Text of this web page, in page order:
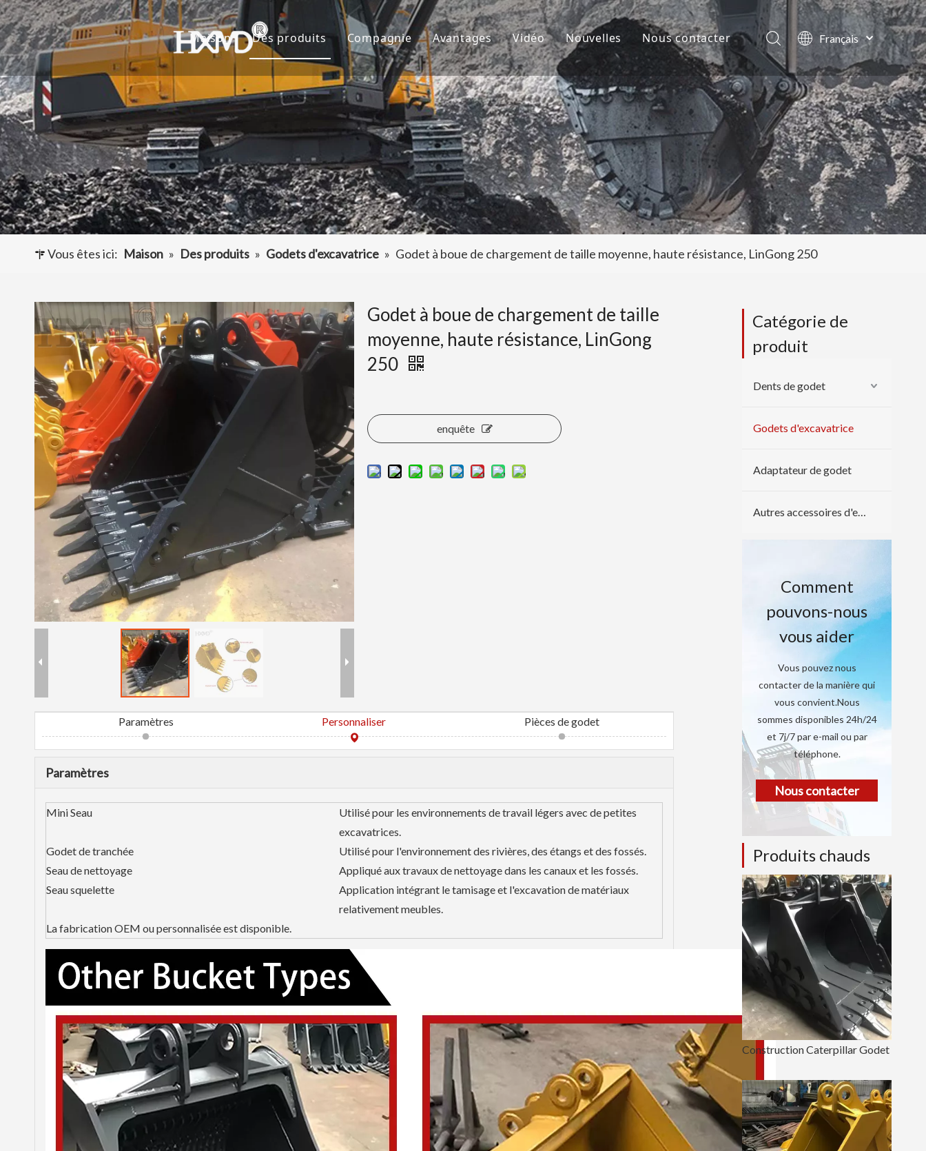
Maison Des produits
Dents de godet
Godet d'excavatrice
Adaptateur de dents de godet
Autres accessoires d'excavatrice
Compagnie
À propos de nous
Culture
FAQ
Avantages
R&D
Production
Service
Vidéo Nouvelles
Nouvelles de la société
Projets
Nous contacter
Français
English
العربية
Pусский
Español
Português
Vous êtes ici: Maison » Des produits » Godets d'excavatrice » Godet à boue de chargement de taille moyenne, haute résistance, LinGong 250
Godet à boue de chargement de taille
moyenne, haute résistance, LinGong
250
enquête
Paramètres Personnaliser Pièces de godet
Paramètres
Mini Seau
Utilisé pour les environnements de travail légers avec de petites
excavatrices.
Godet de tranchée
Utilisé pour l'environnement des rivières, des étangs et des fossés.
Seau de nettoyage
Appliqué aux travaux de nettoyage dans les canaux et les fossés.
Seau squelette
Application intégrant le tamisage et l'excavation de matériaux
relativement meubles.
La fabrication OEM ou personnalisée est disponible.
Catégorie de
produit
Dents de godet
Godets d'excavatrice
Adaptateur de godet
Autres accessoires d'excavatrice
Comment
pouvons-nous
vous aider
Vous pouvez nous
contacter de la manière qui
vous convient.Nous
sommes disponibles 24h/24
et 7j/7 par e-mail ou par
téléphone.
Nous contacter
Produits chauds